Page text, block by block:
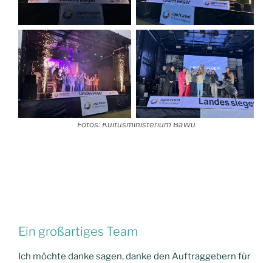
Fotos: Kultusministerium BaWü
Ein großartiges Team
Ich möchte danke sagen, danke den Auftraggebern für